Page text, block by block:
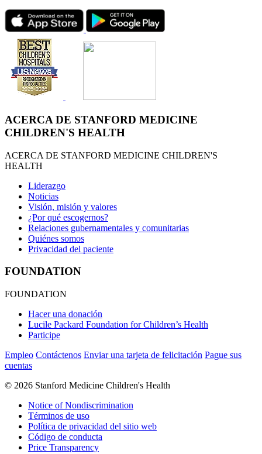
ACERCA DE STANFORD MEDICINE
CHILDREN'S HEALTH
ACERCA DE STANFORD MEDICINE CHILDREN'S
HEALTH
Liderazgo
Noticias
Visión, misión y valores
¿Por qué escogernos?
Relaciones gubernamentales y comunitarias
Quiénes somos
Privacidad del paciente
FOUNDATION
FOUNDATION
Hacer una donación
Lucile Packard Foundation for Children’s Health
Participe
Empleo Contáctenos Enviar una tarjeta de felicitación Pague sus
cuentas
© 2026 Stanford Medicine Children's Health
Notice of Nondiscrimination
Términos de uso
Política de privacidad del sitio web
Código de conducta
Price Transparency